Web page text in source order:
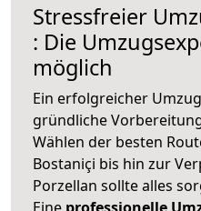
Stressfreier
: Die
möglich
Ein erfolgreicher
gründliche
Wählen der besten
Bostaniçi bis hin zur
Porzellan sollte alles